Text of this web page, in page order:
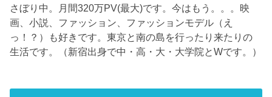
さぼり中。月間320万PV(最大)です。今はもう。。。映
画、小説、ファッション、ファッションモデル（え
っ！？）も好きです。東京と南の島を行ったり来たりの
生活です。（新宿出身で中・高・大・大学院とWです。）